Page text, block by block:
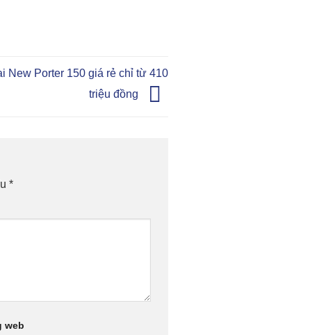
New Porter 150 giá rẻ chỉ từ 410
triệu đồng
*
web